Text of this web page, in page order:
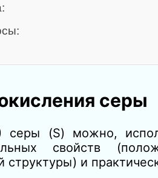
серы
серы (S) можно,
свойств
структуры) и